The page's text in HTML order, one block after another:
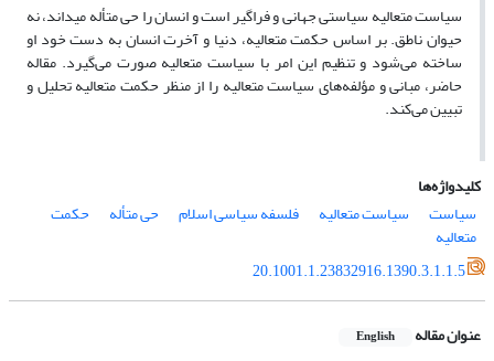
سیاست متعالیه سیاستی جهانی و فراگیر است و انسان را حی متأله می‏داند، نه
حیوان ناطق. بر اساس حکمت متعالیه، دنیا و آخرت انسان به دست خود او
ساخته می‌شود و تنظیم این امر با سیاست متعالیه صورت می‌گیرد. مقاله
حاضر، مبانی و مؤلفه‌های سیاست متعالیه را از منظر حکمت متعالیه تحلیل و
تبیین می‌کند.
کلیدواژه‌ها
سیاست
سیاست متعالیه فلسفه سیاسی اسلام حی متأله حکمت
متعالیه
20.1001.1.23832916.1390.3.1.1.5
عنوان مقاله English